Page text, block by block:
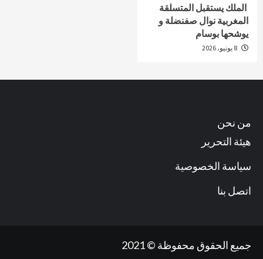
الملك يستقبل المتسلقة
المغربية نوال صفنضلة و
يوشحها بوسام
من نحن
هيئة التحرير
سياسة الخصوصية
اتصل بنا
جميع الحقوق محفوظة © 2021